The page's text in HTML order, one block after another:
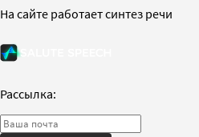
На сайте работает синтез речи
Рассылка: